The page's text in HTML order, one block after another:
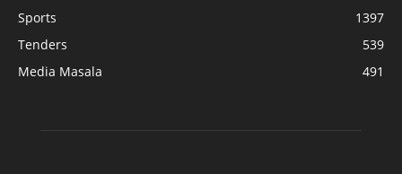
Sports
1397
Tenders
539
Media Masala
491